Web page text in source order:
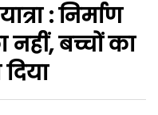
: निर्माण
बच्चों का